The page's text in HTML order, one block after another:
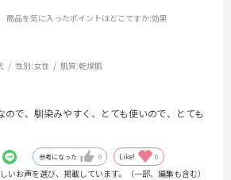
商品を気に入ったポイントはどこですか:効果
性別:女性 肌質:乾燥肌
ので、馴染みやすく、とても使いので、とても
参考になった 0 Like! 0
いお声を選び、掲載しています。（一部、編集も含む）